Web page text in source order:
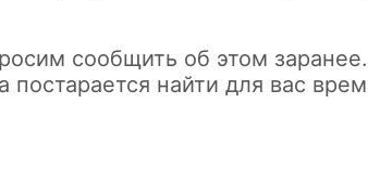
сообщить об этом
постарается найти для вас